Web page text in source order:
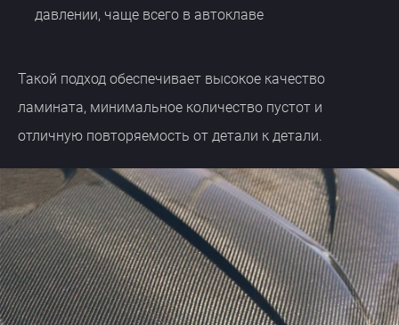
давлении, чаще всего в автоклаве
Такой подход обеспечивает высокое качество
ламината, минимальное количество пустот и
отличную повторяемость от детали к детали.